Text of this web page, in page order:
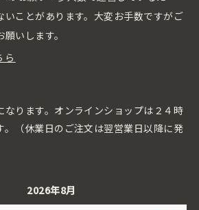
いことがあります。大変お手数ですがご
いします。
なります。オンラインショップは２４時
。（休業日のご注文は翌営業日以降に発
2026年8月